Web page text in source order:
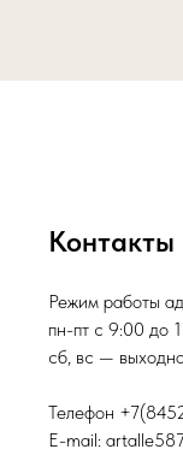
Контакты
Режим работы
пн-пт с 9:00 до
сб, вс —
Телефон
E-mail: